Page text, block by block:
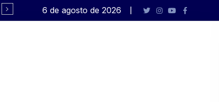
Tenemos patria
6 de agosto de 2026